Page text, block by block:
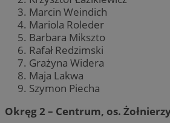
Marcin Weindich
Mariola Roleder
Barbara Mikszto
Rafał Redzimski
Grażyna Widera
Maja Lakwa
Szymon Piecha
Okręg 2 – Centrum, os.